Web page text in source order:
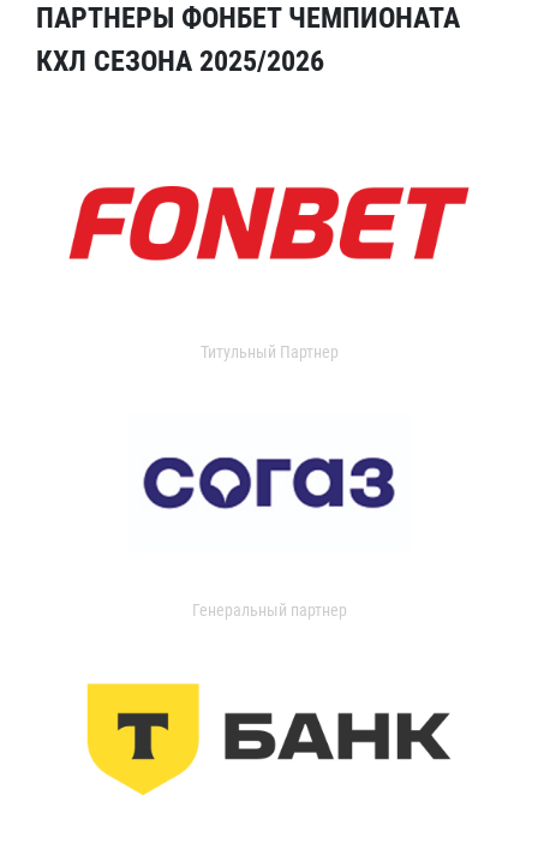
ПАРТНЕРЫ ФОНБЕТ ЧЕМПИОНАТА
КХЛ СЕЗОНА 2025/2026
Титульный Партнер
Генеральный партнер